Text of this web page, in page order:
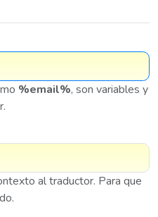
%email%, son variables y
al traductor. Para que